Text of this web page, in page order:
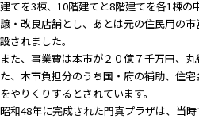
建てを3棟、10階建てと8階建てを各1棟の
譲・改良店舗とし、あとは元の住民用の
設されました。
また、事業費は本市が２０億７千万円、
た、本市負担分のうち国・府の補助、住
をやりくりするとされています。
昭和48年に完成された門真プラザは、当